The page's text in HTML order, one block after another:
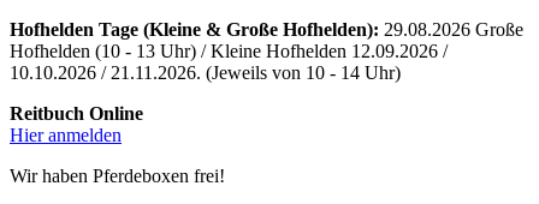
Hofhelden Tage (Kleine & Große Hofhelden): 29.08.2026 Große
Hofhelden (10 - 13 Uhr) / Kleine Hofhelden 12.09.2026 /
10.10.2026 / 21.11.2026. (Jeweils von 10 - 14 Uhr)
Reitbuch Online
Hier anmelden
Wir haben Pferdeboxen frei!